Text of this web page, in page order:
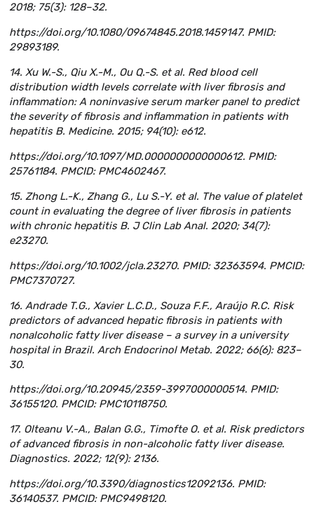
2018; 75(3): 128–32.
https://doi.org/10.1080/09674845.2018.1459147. PMID:
29893189.
14. Xu W.-S., Qiu X.-M., Ou Q.-S. et al. Red blood cell
distribution width levels correlate with liver fibrosis and
inflammation: A noninvasive serum marker panel to predict
the severity of fibrosis and inflammation in patients with
hepatitis B. Medicine. 2015; 94(10): e612.
https://doi.org/10.1097/MD.0000000000000612. PMID:
25761184. PMCID: PMC4602467.
15. Zhong L.-K., Zhang G., Lu S.-Y. et al. The value of platelet
count in evaluating the degree of liver fibrosis in patients
with chronic hepatitis B. J Clin Lab Anal. 2020; 34(7):
e23270.
https://doi.org/10.1002/jcla.23270. PMID: 32363594. PMCID:
PMC7370727.
16. Andrade T.G., Xavier L.C.D., Souza F.F., Araújo R.C. Risk
predictors of advanced hepatic fibrosis in patients with
nonalcoholic fatty liver disease – a survey in a university
hospital in Brazil. Arch Endocrinol Metab. 2022; 66(6): 823–
30.
https://doi.org/10.20945/2359-3997000000514. PMID:
36155120. PMCID: PMC10118750.
17. Olteanu V.-A., Balan G.G., Timofte O. et al. Risk predictors
of advanced fibrosis in non-alcoholic fatty liver disease.
Diagnostics. 2022; 12(9): 2136.
https://doi.org/10.3390/diagnostics12092136. PMID:
36140537. PMCID: PMC9498120.